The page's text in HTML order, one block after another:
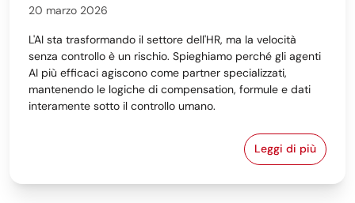
20 marzo 2026
L'AI sta trasformando il settore dell'HR, ma la velocità
senza controllo è un rischio. Spieghiamo perché gli agenti
AI più efficaci agiscono come partner specializzati,
mantenendo le logiche di compensation, formule e dati
interamente sotto il controllo umano.
Leggi di piùSfruttare l'AI